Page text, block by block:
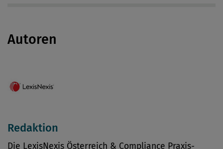
Autoren
Redaktion
Die LexisNexis Österreich & Compliance Praxis-